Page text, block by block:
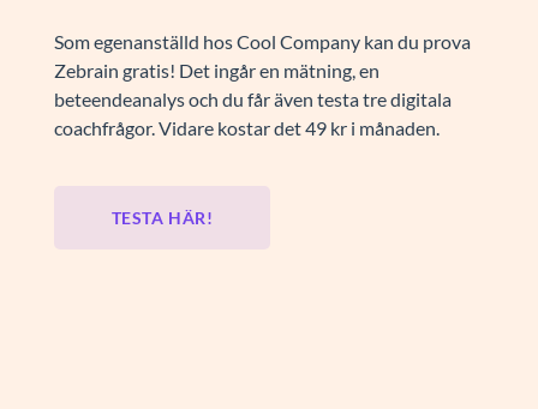
Som egenanställd hos Cool Company kan du prova
Zebrain gratis! Det ingår en mätning, en
beteendeanalys och du får även testa tre digitala
coachfrågor. Vidare kostar det 49 kr i månaden.
TESTA HÄR!